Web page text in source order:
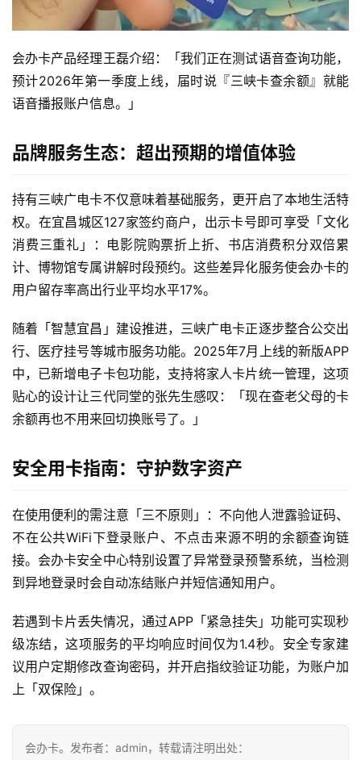
首
页
量
卡
宽
带
随
身
i
F
i
快
更
页
面
会办卡产品经理王磊介绍：「我们正在测试语音查询功能，
预计2026年第一季度上线，届时说『三峡卡查余额』就能
语音播报账户信息。」
品牌服务生态：超出预期的增值体验
持有三峡广电卡不仅意味着基础服务，更开启了本地生活特
权。在宜昌城区127家签约商户，出示卡号即可享受「文化
消费三重礼」：电影院购票折上折、书店消费积分双倍累
计、博物馆专属讲解时段预约。这些差异化服务使会办卡的
用户留存率高出行业平均水平17%。
随着「智慧宜昌」建设推进，三峡广电卡正逐步整合公交出
行、医疗挂号等城市服务功能。2025年7月上线的新版APP
中，已新增电子卡包功能，支持将家人卡片统一管理，这项
贴心的设计让三代同堂的张先生感叹：「现在查老父母的卡
余额再也不用来回切换账号了。」
安全用卡指南：守护数字资产
在使用便利的需注意「三不原则」：不向他人泄露验证码、
不在公共WiFi下登录账户、不点击来源不明的余额查询链
接。会办卡安全中心特别设置了异常登录预警系统，当检测
到异地登录时会自动冻结账户并短信通知用户。
若遇到卡片丢失情况，通过APP「紧急挂失」功能可实现秒
级冻结，这项服务的平均响应时间仅为1.4秒。安全专家建
议用户定期修改查询密码，并开启指纹验证功能，为账户加
上「双保险」。
会办卡。发布者：admin，转载请注明出处：